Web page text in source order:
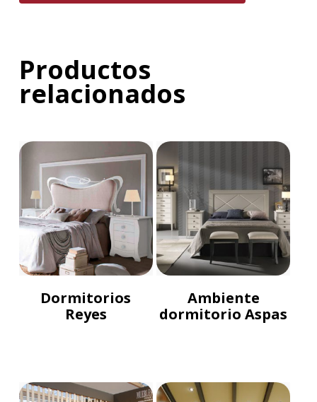
Productos
relacionados
Dormitorios
Reyes
Ambiente
dormitorio Aspas